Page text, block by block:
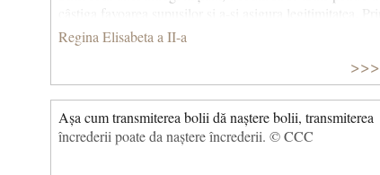
câștiga favoarea supușilor și a-și asigura legitimitatea. Prin
aceasta este definită monarhia parlamentară britanică. ©
CCC
Regina Elisabeta a II-a
>>>
Așa cum transmiterea bolii dă naștere bolii, transmiterea
încrederii poate da naștere încrederii. © CCC